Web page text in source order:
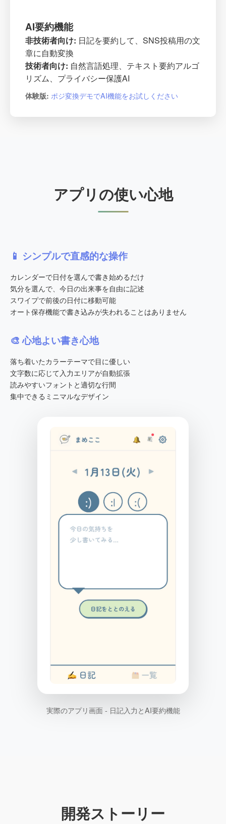
AI要約機能
非技術者向け: 日記を要約して、SNS投稿用の文
章に自動変換
技術者向け: 自然言語処理、テキスト要約アルゴ
リズム、プライバシー保護AI
体験版: ポジ変換デモでAI機能をお試しください
アプリの使い心地
📱 シンプルで直感的な操作
カレンダーで日付を選んで書き始めるだけ
気分を選んで、今日の出来事を自由に記述
スワイプで前後の日付に移動可能
オート保存機能で書き込みが失われることはありません
🎨 心地よい書き心地
落ち着いたカラーテーマで目に優しい
文字数に応じて入力エリアが自動拡張
読みやすいフォントと適切な行間
集中できるミニマルなデザイン
実際のアプリ画面 - 日記入力とAI要約機能
開発ストーリー